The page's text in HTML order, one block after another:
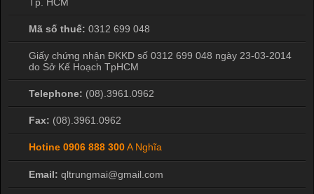
Mã số thuế: 0312 699 048
Giấy chứng nhận ĐKKD số 0312 699 048 ngày 23-03-2014
do Sở Kế Hoạch TpHCM
Telephone: (08).3961.0962
Fax: (08).3961.0962
Hotine 0906 888 300A Nghĩa
Email: qltrungmai@gmail.com